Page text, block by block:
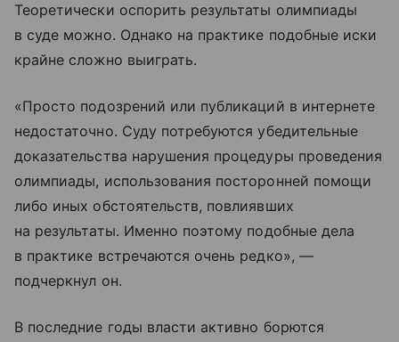
Теоретически оспорить результаты олимпиады
в суде можно. Однако на практике подобные иски
крайне сложно выиграть.
«Просто подозрений или публикаций в интернете
недостаточно. Суду потребуются убедительные
доказательства нарушения процедуры проведения
олимпиады, использования посторонней помощи
либо иных обстоятельств, повлиявших
на результаты. Именно поэтому подобные дела
в практике встречаются очень редко», —
подчеркнул он.
В последние годы власти активно борются